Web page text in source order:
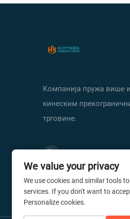
Компанија пружа више
кинеским
трговине.
We value your privacy
We use cookies and similar tools
services. If you don't want to
Personalize cookies.